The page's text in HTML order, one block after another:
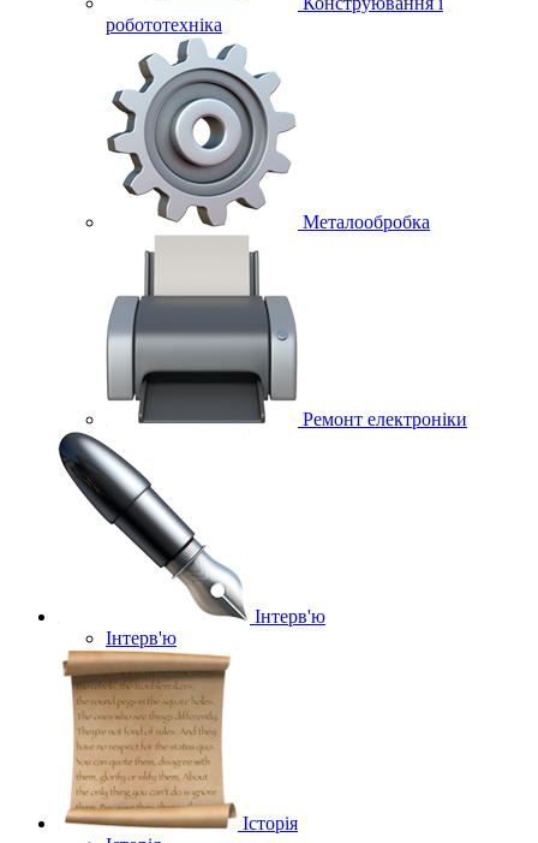
робототехніка
Металообробка
Ремонт електроніки
Інтерв'ю
Інтерв'ю
Історія